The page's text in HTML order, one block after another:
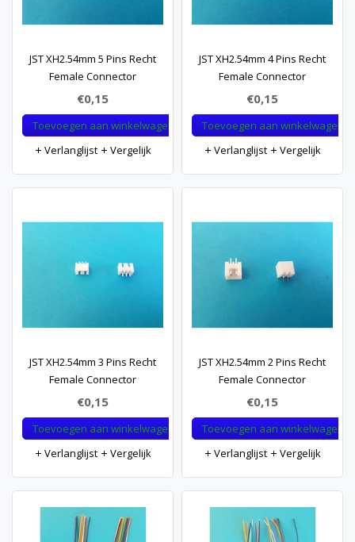
JST XH2.54mm 5 Pins Recht
Female Connector
€0,15
Toevoegen aan winkelwagen
Verlanglijst
Vergelijk
JST XH2.54mm 4 Pins Recht
Female Connector
€0,15
Toevoegen aan winkelwagen
Verlanglijst
Vergelijk
JST XH2.54mm 3 Pins Recht
Female Connector
€0,15
Toevoegen aan winkelwagen
Verlanglijst
Vergelijk
JST XH2.54mm 2 Pins Recht
Female Connector
€0,15
Toevoegen aan winkelwagen
Verlanglijst
Vergelijk